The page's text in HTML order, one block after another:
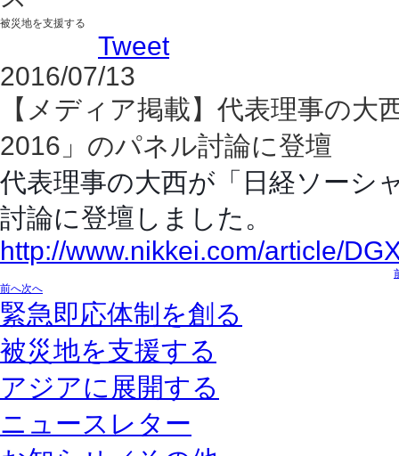
被災地を支援する
Tweet
2016/07/13
【メディア掲載】代表理事の
2016」のパネル討論に登壇
代表理事の大西が「日経ソーシ
討論に登壇しました。
http://www.nikkei.com/article/
前へ次へ
緊急即応体制を創る
被災地を支援する
アジアに展開する
ニュースレター